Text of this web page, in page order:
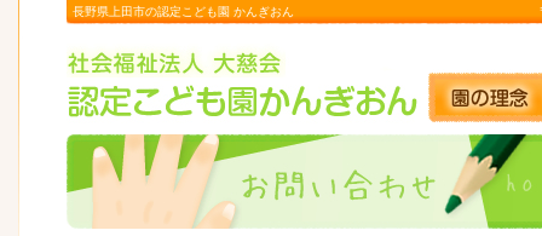
長野県上田市の認定こども園 かんぎおん